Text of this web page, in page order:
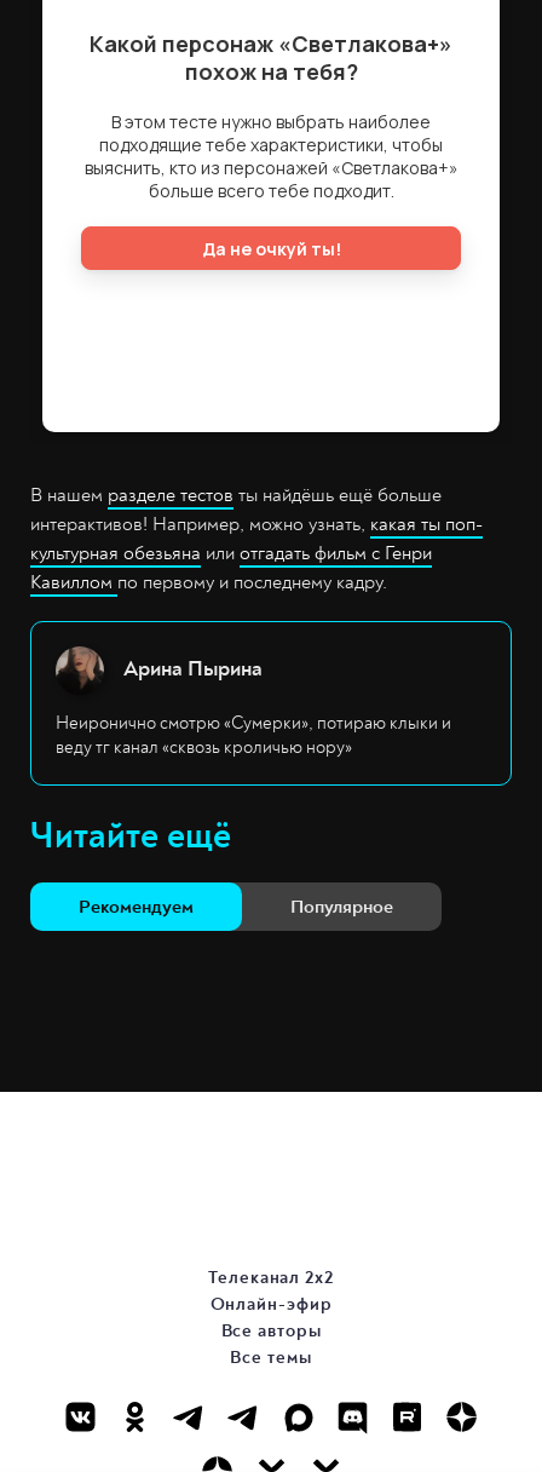
В нашем разделе тестов ты найдёшь ещё больше
интерактивов! Например, можно узнать, какая ты поп-
культурная обезьяна или отгадать фильм с Генри
Кавиллом по первому и последнему кадру.
Арина Пырина
Неиронично смотрю «Сумерки», потираю клыки и
веду тг канал «сквозь кроличью нору»
Читайте ещё
Рекомендуем Популярное
Телеканал 2х2
Онлайн-эфир
Все авторы
Все темы